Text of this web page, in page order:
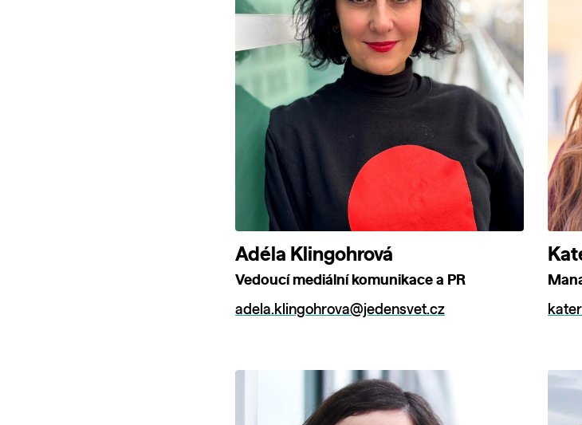
Adéla Klingohrová
Vedoucí mediální komunikace a PR
adela.klingohrova@jedensvet.cz